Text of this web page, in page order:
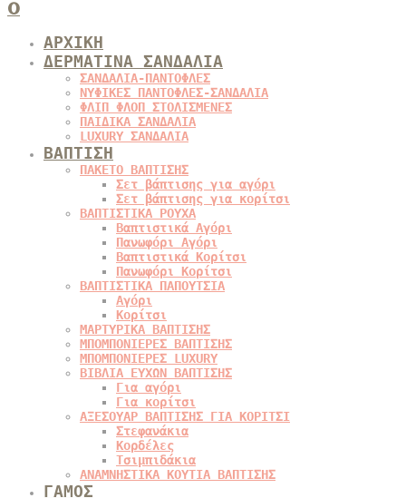
0
ΑΡΧΙΚΗ
ΔΕΡΜΑΤΙΝΑ ΣΑΝΔΑΛΙΑ
ΣΑΝΔΑΛΙΑ-ΠΑΝΤΟΦΛΕΣ
ΝΥΦΙΚΕΣ ΠΑΝΤΟΦΛΕΣ-ΣΑΝΔΑΛΙΑ
ΦΛΙΠ ΦΛΟΠ ΣΤΟΛΙΣΜΕΝΕΣ
ΠΑΙΔΙΚΑ ΣΑΝΔΑΛΙΑ
LUXURY ΣΑΝΔΑΛΙΑ
ΒΑΠΤΙΣΗ
ΠΑΚΕΤΟ ΒΑΠΤΙΣΗΣ
Σετ βάπτισης για αγόρι
Σετ βάπτισης για κορίτσι
ΒΑΠΤΙΣΤΙΚΑ ΡΟΥΧΑ
Βαπτιστικά Αγόρι
Πανωφόρι Αγόρι
Βαπτιστικά Κορίτσι
Πανωφόρι Κορίτσι
ΒΑΠΤΙΣΤΙΚΑ ΠΑΠΟΥΤΣΙΑ
Αγόρι
Κορίτσι
ΜΑΡΤΥΡΙΚΑ ΒΑΠΤΙΣΗΣ
ΜΠΟΜΠΟΝΙΕΡΕΣ ΒΑΠΤΙΣΗΣ
ΜΠΟΜΠΟΝΙΕΡΕΣ LUXURY
ΒΙΒΛΙΑ ΕΥΧΩΝ ΒΑΠΤΙΣΗΣ
Για αγόρι
Για κορίτσι
ΑΞΕΣΟΥΑΡ ΒΑΠΤΙΣΗΣ ΓΙΑ ΚΟΡΙΤΣΙ
Στεφανάκια
Κορδέλες
Τσιμπιδάκια
ΑΝΑΜΝΗΣΤΙΚΑ ΚΟΥΤΙΑ ΒΑΠΤΙΣΗΣ
ΓΑΜΟΣ